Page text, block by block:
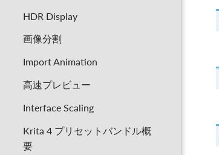
HDR Display
画像分割
Import Animation
高速プレビュー
Interface Scaling
Krita 4 プリセットバンドル概
要